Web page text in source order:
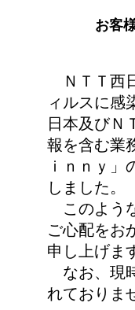
お客
ＮＴＴ西
ィルスに感
日本及びＮ
報を含む業
ｉｎｎｙ
しました。
このよう
ご心配をお
申し上げま
なお、現
れておりま